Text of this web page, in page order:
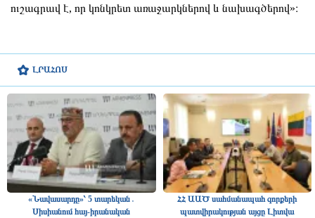
ԼՐԱՀՈՍ
«Նավասարդը»՝ 5 տարեկան․
Սիսիանում հայ-իրանական
ՀՀ ԱԱԾ սահմանապահ զորքերի
պատվիրակության այցը Լիտվա
ուշագրավ է, որ կոնկրետ առաջարկներով և նախագծերով»։